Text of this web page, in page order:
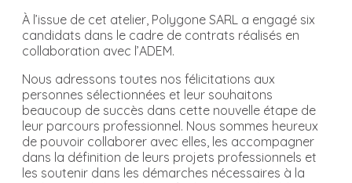
À l’issue de cet atelier, Polygone SARL a engagé six
candidats dans le cadre de contrats réalisés en
collaboration avec l’ADEM.
Nous adressons toutes nos félicitations aux
personnes sélectionnées et leur souhaitons
beaucoup de succès dans cette nouvelle étape de
leur parcours professionnel. Nous sommes heureux
de pouvoir collaborer avec elles, les accompagner
dans la définition de leurs projets professionnels et
les soutenir dans les démarches nécessaires à la